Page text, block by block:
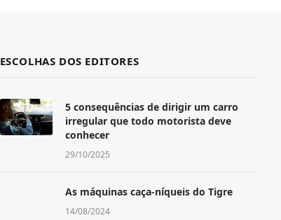
ESCOLHAS DOS EDITORES
5 consequências de dirigir um carro
irregular que todo motorista deve
conhecer
29/10/2025
As máquinas caça-níqueis do Tigre
14/08/2024